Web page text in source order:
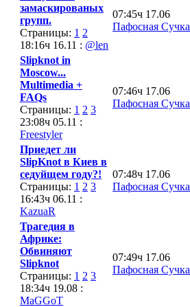
замаскированых
групп.
Страницы: 1 2
18:16ч 16.11 : @len
07:45ч 17.06
Пафосная Сучка
Slipknot in
Moscow...
Multimedia +
FAQs
Страницы: 1 2 3
23:08ч 05.11 :
Freestyler
07:46ч 17.06
Пафосная Сучка
Приедет ли
SlipKnot в Киев в
седуйщем году?!
Страницы: 1 2 3
16:43ч 06.11 :
KazuaR
07:48ч 17.06
Пафосная Сучка
Трагедия в
Африке:
Обвиняют
Slipknot
Страницы: 1 2 3
18:34ч 19.08 :
MaGGoT
07:49ч 17.06
Пафосная Сучка